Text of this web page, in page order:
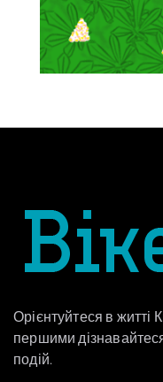
Орієнтуйтеся в житті
першими
подій.